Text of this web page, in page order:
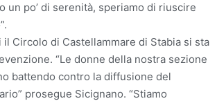
un po’ di serenità, speriamo di riuscire
Circolo di Castellammare di Stabia si sta
“Le donne della nostra sezione
battendo contro la diffusione del
prosegue Sicignano. “Stiamo